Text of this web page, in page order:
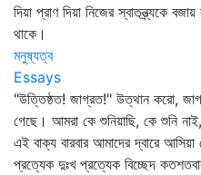
দিয়া প্রাণ দিয়া নিজের স্বাতন্ত্র্যকে
থাকে।
মনুষ্যত্ব
Essays
"উত্তিষ্ঠত! জাগ্রত!" উত্থান করো,
গেছে। আমরা কে শুনিয়াছি, কে শুনি
এই বাক্য বারবার আমাদের দ্বারে
প্রত্যেক দুঃখ প্রত্যেক বিচ্ছেদ কতশতবার